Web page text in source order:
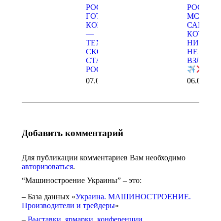
РОССИЯ:
ГОТОВЬТЕ
КОШЕЛЬКИ
—
ТЕХНИКА
СКОРО
СТАНЕТ
РОСКОШЬЮ
07.01.2026
РОССИЯ:
МС-21 —
НИКАК
НЕ
Добавить комментарий
Для публикации комментариев Вам необходимо
авторизоваться.
“Машиностроение Украины” – это:
– База данных «Украина. МАШИНОСТРОЕНИЕ.
Производители и трейдеры»